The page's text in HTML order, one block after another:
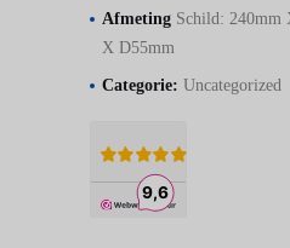
Afmeting Schild: 240mm
X D55mm
Categorie: Uncategorized